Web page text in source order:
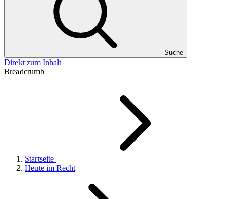
Suche
Direkt zum Inhalt
Breadcrumb
Startseite
Heute im Recht